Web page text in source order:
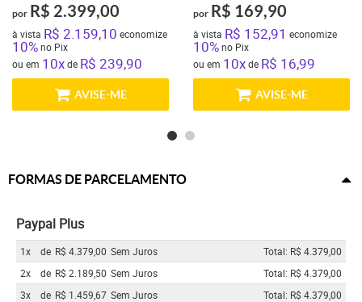
por R$ 2.399,00
à vista R$ 2.159,10 economize
10%no Pix
ou em 10xde R$ 239,90
AVISE-ME
por R$ 169,90
à vista R$ 152,91 economize
10%no Pix
ou em 10xde R$ 16,99
AVISE-ME
FORMAS DE PARCELAMENTO
Paypal Plus
1x de R$ 4.379,00 Sem Juros
Total: R$ 4.379,00
2x
de R$ 2.189,50 Sem Juros
Total: R$ 4.379,00
3x
de R$ 1.459,67 Sem Juros
Total: R$ 4.379,00